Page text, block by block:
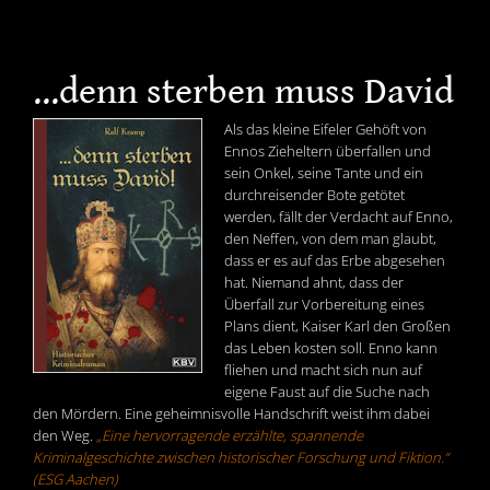
...denn sterben muss David
Als das kleine Eifeler Gehöft von
Ennos Zieheltern überfallen und
sein Onkel, seine Tante und ein
durchreisender Bote getötet
werden, fällt der Verdacht auf Enno,
den Neffen, von dem man glaubt,
dass er es auf das Erbe abgesehen
hat. Niemand ahnt, dass der
Überfall zur Vorbereitung eines
Plans dient, Kaiser Karl den Großen
das Leben kosten soll. Enno kann
fliehen und macht sich nun auf
eigene Faust auf die Suche nach
den Mördern. Eine geheimnisvolle Handschrift weist ihm dabei
den Weg. „Eine hervorragende erzählte, spannende
Kriminalgeschichte zwischen historischer Forschung und Fiktion.“
(ESG Aachen)